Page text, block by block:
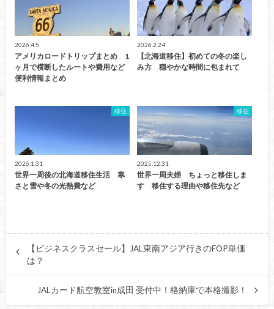
2026.4.5
アメリカロードトリップまとめ 1
ヶ月で横断したルートや費用など
便利情報まとめ
2026.2.24
【北海道移住】初めての冬の楽し
み方 穏やかな時間に包まれて
移住
2026.1.31
世界一周後の北海道移住生活 寒
さと雪や冬の光熱費など
移住
2025.12.31
世界一周夫婦 ちょっと移住しま
す 移住する理由や移住先など
【ビジネスクラスセール】JAL東南アジア行きのFOP単価
は？
JALカード航空教室in成田 受付中！格納庫で本格撮影！